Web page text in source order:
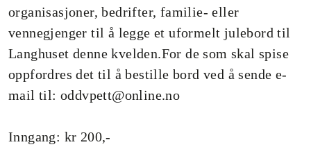
organisasjoner, bedrifter, familie- eller
vennegjenger til å legge et uformelt julebord til
Langhuset denne kvelden.For de som skal spise
oppfordres det til å bestille bord ved å sende e-
mail til: oddvpett@online.no
Inngang: kr 200,-